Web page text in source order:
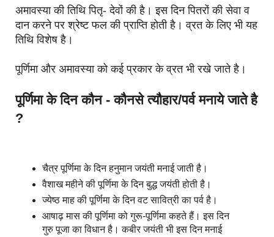
अमावस्या की तिथि पितृ- देवों की है। इस दिन पितरों की सेवा व
दान करने पर श्रेष्ट फल की प्राप्ति होती है। व्रत के लिए भी यह
तिथि विशेष है।
पूर्णिमा और अमावस्या को कई प्रकार के व्रत भी रखे जाते है।
पूर्णिमा के दिन कौन - कौनसे त्यौहार/पर्व मनाये जाते है
?
चैत्र पूर्णिमा के दिन हनुमान जयंती मनाई जाती है।
वैशाख महीने की पूर्णिमा के दिन बुद्ध जयंती होती है।
ज्येष्ठ माह की पूर्णिमा के दिन वट सावित्री का पर्व है।
आषाढ़ मास की पूर्णिमा को गुरू-पूर्णिमा कहते हैं। इस दिन
गुरु पूजा का विधान है। कबीर जयंती भी इस दिन मनाई